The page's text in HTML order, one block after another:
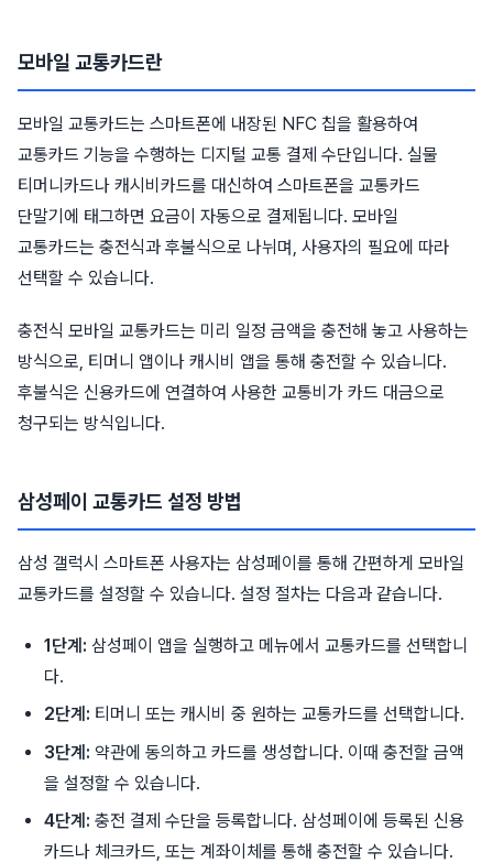
모바일 교통카드란
모바일 교통카드는 스마트폰에 내장된 NFC 칩을 활용하여
교통카드 기능을 수행하는 디지털 교통 결제 수단입니다. 실물
티머니카드나 캐시비카드를 대신하여 스마트폰을 교통카드
단말기에 태그하면 요금이 자동으로 결제됩니다. 모바일
교통카드는 충전식과 후불식으로 나뉘며, 사용자의 필요에 따라
선택할 수 있습니다.
충전식 모바일 교통카드는 미리 일정 금액을 충전해 놓고 사용하는
방식으로, 티머니 앱이나 캐시비 앱을 통해 충전할 수 있습니다.
후불식은 신용카드에 연결하여 사용한 교통비가 카드 대금으로
청구되는 방식입니다.
삼성페이 교통카드 설정 방법
삼성 갤럭시 스마트폰 사용자는 삼성페이를 통해 간편하게 모바일
교통카드를 설정할 수 있습니다. 설정 절차는 다음과 같습니다.
1단계: 삼성페이 앱을 실행하고 메뉴에서 교통카드를 선택합니
다.
2단계: 티머니 또는 캐시비 중 원하는 교통카드를 선택합니다.
3단계: 약관에 동의하고 카드를 생성합니다. 이때 충전할 금액
을 설정할 수 있습니다.
4단계: 충전 결제 수단을 등록합니다. 삼성페이에 등록된 신용
카드나 체크카드, 또는 계좌이체를 통해 충전할 수 있습니다.